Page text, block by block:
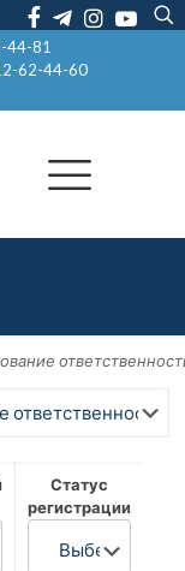
44-81
62-44-60
Статус
регистрации